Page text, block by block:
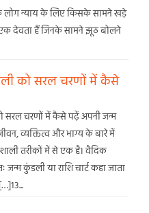
लोग न्याय के लिए किसके सामने खड़े
देवता हैं जिनके सामने झूठ बोलने
को सरल चरणों में कैसे
सरल चरणों में कैसे पढ़ें अपनी जन्म
व्यक्तित्व और भाग्य के बारे में
तरीकों में से एक है। वैदिक
कुंडली या राशि चार्ट कहा जाता